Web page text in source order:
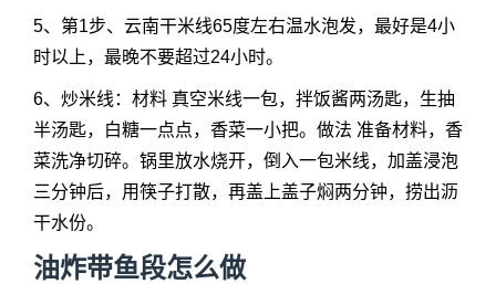
5、第1步、云南干米线65度左右温水泡发，最好是4小
时以上，最晚不要超过24小时。
6、炒米线：材料 真空米线一包，拌饭酱两汤匙，生抽
半汤匙，白糖一点点，香菜一小把。做法 准备材料，香
菜洗净切碎。锅里放水烧开，倒入一包米线，加盖浸泡
三分钟后，用筷子打散，再盖上盖子焖两分钟，捞出沥
干水份。
油炸带鱼段怎么做